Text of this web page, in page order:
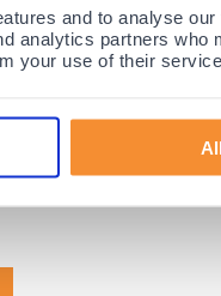
and to analyse
analytics partners who
your use of their
op te nemen met de
blessure het gaat. Zo
Vervolgens kun je
die je kunt doen om
te doen. Daarnaast raden
van de juiste schoenen